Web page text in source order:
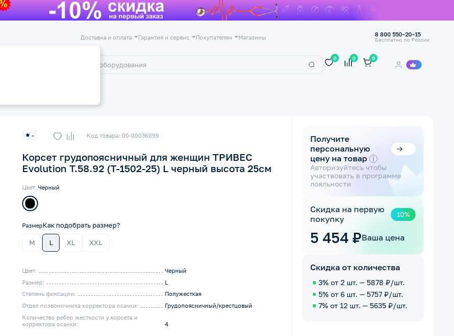
Доставка и оплата Гарантия и сервис Покупателям Магазины 8 800 550–20–15
Бесплатно по России
0 0 0
- Код товара: 00-00036899
Корсет грудопоясничный для женщин ТРИВЕС
Evolution Т.58.92 (Т-1502-25) L черный высота 25см
Цвет:Черный
РазмерКак подобрать размер?
M L XL XXL
Цвет:
Черный
Размер:
L
Степень фиксации:
Полужесткая
Отдел позвоночника корректора осанки:
Грудопоясничный/крестцовый
Количество ребер жесткости у корсета и
корректора осанки:
4
Получите
персональную
цену на товар i
Авторизуйтесь чтобы
участвовать в программе
лояльности
Скидка на первую
покупку
10%
5 454 ₽Ваша цена
Скидка от количества
3% от 2 шт. — 5878 ₽/шт.
5% от 6 шт. — 5757 ₽/шт.
7% от 12 шт. — 5635 ₽/шт.